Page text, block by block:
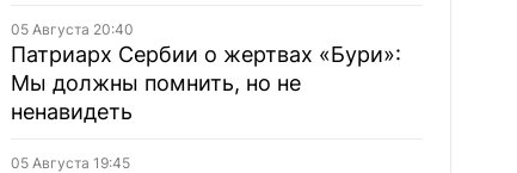
05 Августа 20:40
Патриарх Сербии о жертвах «Бури»:
Мы должны помнить, но не
ненавидеть
05 Августа 19:45